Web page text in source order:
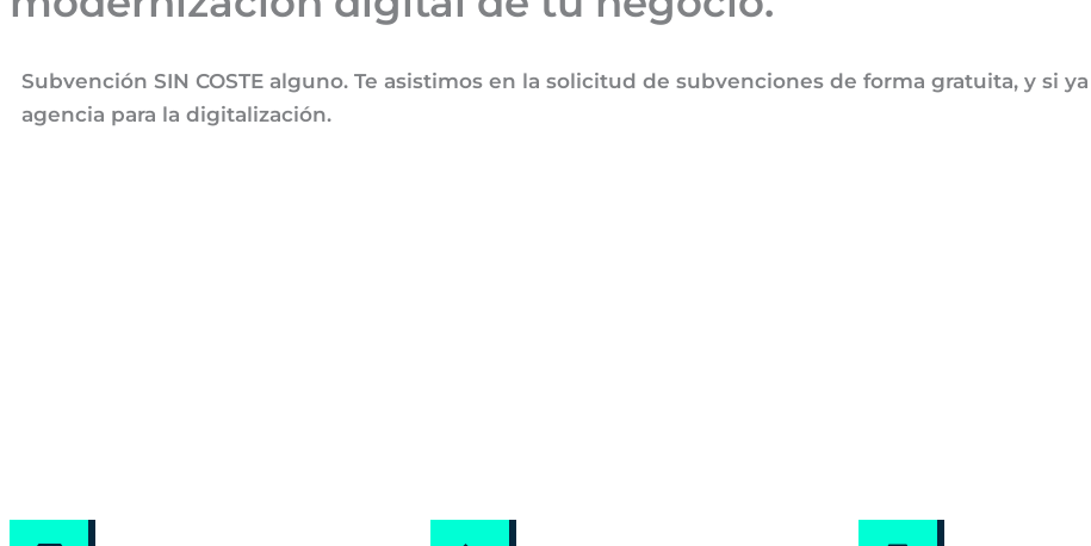
Subvención SIN COSTE alguno. Te asistimos en la solicitud de subvenciones de forma gratuita, y si
agencia para la digitalización.